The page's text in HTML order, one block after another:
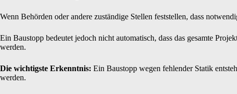
Wenn Behörden oder andere zuständige Stellen feststellen, dass
Ein Baustopp bedeutet jedoch nicht automatisch, dass das gesamte
werden.
Die wichtigste Erkenntnis: Ein Baustopp wegen fehlender Statik
werden.